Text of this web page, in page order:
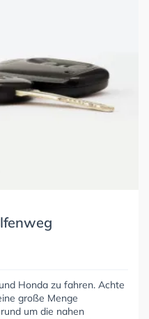
Honda zu fahren. Achte
große Menge
um die nahen